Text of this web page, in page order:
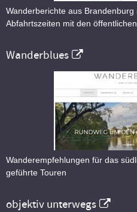
Wanderberichte aus
Abfahrtszeiten mit den
Wanderblues
Wanderempfehlungen für das
geführte Touren
objektiv unterwegs